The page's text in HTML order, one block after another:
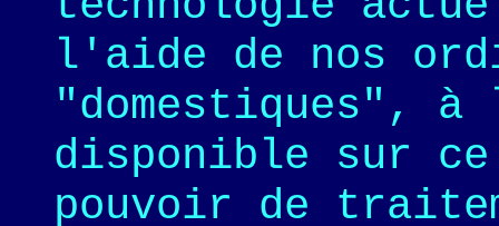
l'aide de nos
"domestiques", à
disponible sur
pouvoir de